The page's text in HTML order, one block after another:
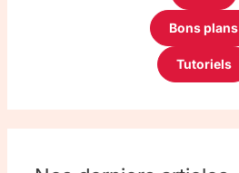
Bons plans
Tutoriels